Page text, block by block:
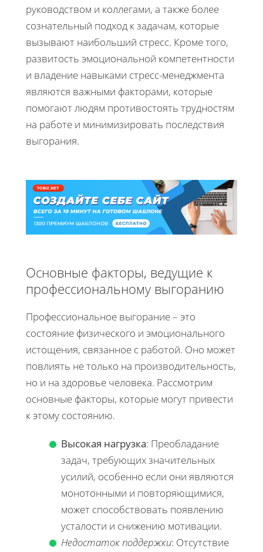
руководством и коллегами, а также более
сознательный подход к задачам, которые
вызывают наибольший стресс. Кроме того,
развитость эмоциональной компетентности
и владение навыками стресс-менеджмента
являются важными факторами, которые
помогают людям противостоять трудностям
на работе и минимизировать последствия
выгорания.
Основные факторы, ведущие к
профессиональному выгоранию
Профессиональное выгорание – это
состояние физического и эмоционального
истощения, связанное с работой. Оно может
повлиять не только на производительность,
но и на здоровье человека. Рассмотрим
основные факторы, которые могут привести
к этому состоянию.
Высокая нагрузка: Преобладание
задач, требующих значительных
усилий, особенно если они являются
монотонными и повторяющимися,
может способствовать появлению
усталости и снижению мотивации.
Недостаток поддержки: Отсутствие